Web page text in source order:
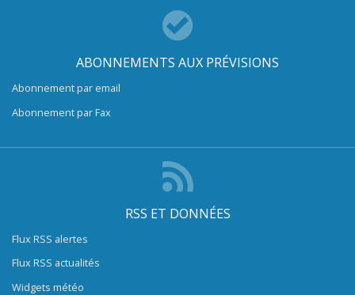
ABONNEMENTS AUX PRÉVISIONS
Abonnement par email
Abonnement par Fax
RSS ET DONNÉES
Flux RSS alertes
Flux RSS actualités
Widgets météo